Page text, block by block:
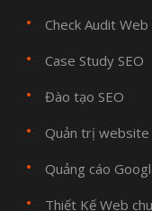
Check Audit
Case Study SEO
Đào tạo SEO
Quản trị website
Quảng cáo
Thiết Kế Web